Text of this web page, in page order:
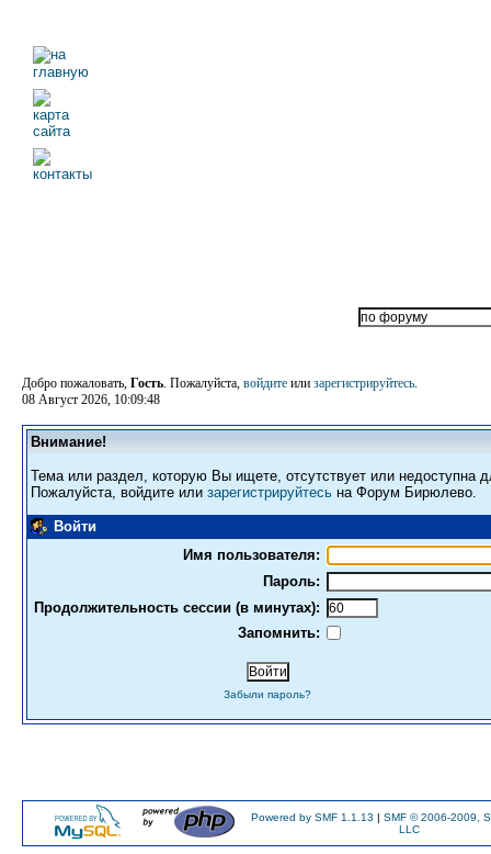
Добро пожаловать, Гость. Пожалуйста, войдите или зарегистрируйтесь.
08 Август 2026, 10:09:48
Внимание!
Тема или раздел, которую Вы ищете, отсутствует или недоступна
Пожалуйста, войдите или зарегистрируйтесь на Форум Бирюлево.
Войти
Имя пользователя:
Пароль:
Продолжительность сессии (в минутах):
Запомнить:
Забыли пароль?
Powered by SMF 1.1.13 | SMF © 2006-2009,
LLC